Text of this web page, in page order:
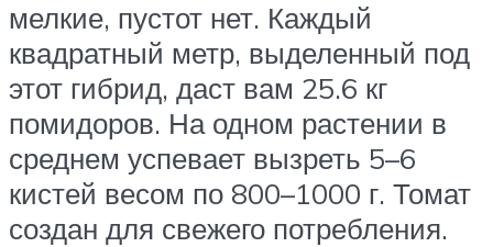
мелкие, пустот нет. Каждый
квадратный метр, выделенный под
этот гибрид, даст вам 25.6 кг
помидоров. На одном растении в
среднем успевает вызреть 5–6
кистей весом по 800–1000 г. Томат
создан для свежего потребления.